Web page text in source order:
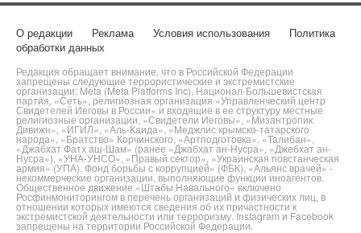
О редакции Реклама Условия использования
Политика
обработки данных
Редакция обращает внимание, что в Российской Федерации
запрещены следующие террористические и экстремистские
организации: Meta (Meta Platforms Inc), Национал-Большевистская
партия, «Сеть», религиозная организация «Управленческий центр
Свидетелей Иеговы в России» и входящие в ее структуру местные
религиозные организации, «Свидетели Иеговы», «Мизантропик
Дивижн», «ИГИЛ», «Аль-Каида», «Меджлис крымско-татарского
народа», «Братство» Корчинского, «Артподготовка», «Талибан»,
«Джабхат Фатх аш-Шам» (ранее «Джабхат ан-Нусра», «Джебхат ан-
Нусра»), «УНА-УНСО», «Правый сектор», «Украинская повстанческая
армия» (УПА). Фонд борьбы с коррупцией» (ФБК), «Альянс врачей» -
некоммерческие организации, выполняющие функции иноагентов.
Общественное движение «Штабы Навального» включено
Росфинмониторингом в перечень организаций и физических лиц, в
отношении которых имеются сведения об их причастности к
экстремистской деятельности или терроризму. Instagram и Facebook
запрещены на территории Российской Федерации.